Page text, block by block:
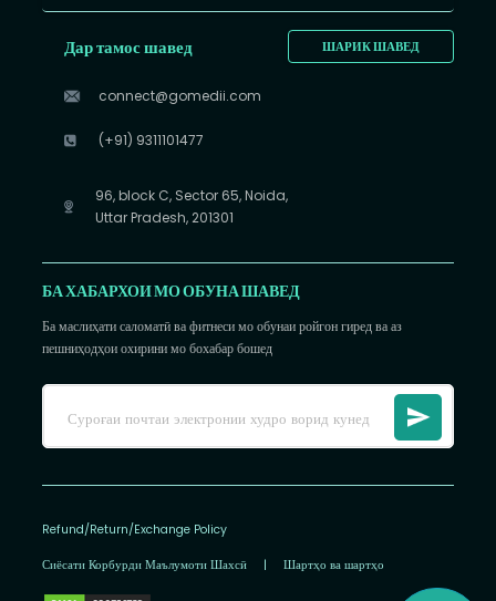
ШАРИК ШАВЕД
Дар тамос шавед
connect@gomedii.com
(+91) 9311101477
96, block C, Sector 65, Noida,
Uttar Pradesh, 201301
БА ХАБАРХОИ МО ОБУНА ШАВЕД
Ба маслиҳати саломатӣ ва фитнеси мо обунаи ройгон гиред ва аз
пешниҳодҳои охирини мо бохабар бошед
Refund/Return/Exchange Policy
Сиёсати Корбурди Маълумоти Шахсӣ | Шартҳо ва шартҳо